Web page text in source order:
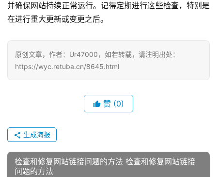
并确保网站持续正常运行。记得定期进行这些检查，特别是
在进行重大更新或变更之后。
原创文章，作者：Ur47000，如若转载，请注明出处：
https://wyc.retuba.cn/8645.html
赞 (0)
生成海报
检查和修复网站链接问题的方法 检查和修复网站链接
问题的方法